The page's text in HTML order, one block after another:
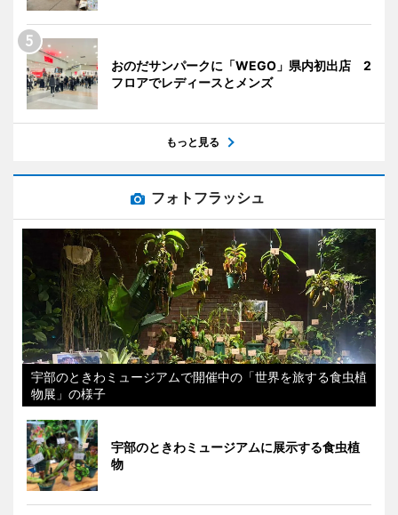
おのだサンパークに「WEGO」県内初出店 2
フロアでレディースとメンズ
もっと見る
フォトフラッシュ
宇部のときわミュージアムで開催中の「世界を旅する食虫植
物展」の様子
宇部のときわミュージアムに展示する食虫植
物